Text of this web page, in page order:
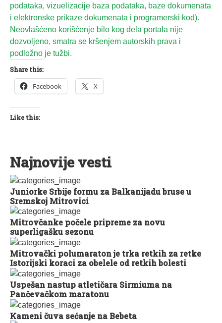
podataka, vizuelizacije baza podataka, baze dokumenata
i elektronske prikaze dokumenata i programerski kod).
Neovlašćeno korišćenje bilo kog dela portala nije
dozvoljeno, smatra se kršenjem autorskih prava i
podložno je tužbi.
Share this:
Facebook X
Like this:
Najnovije vesti
Juniorke Srbije formu za Balkanijadu bruse u
Sremskoj Mitrovici
Mitrovčanke počele pripreme za novu
superligašku sezonu
Mitrovački polumaraton je trka retkih za retke
Istorijski koraci za obelele od retkih bolesti
Uspešan nastup atletičara Sirmiuma na
Pančevačkom maratonu
Kameni čuva sećanje na Bebeta